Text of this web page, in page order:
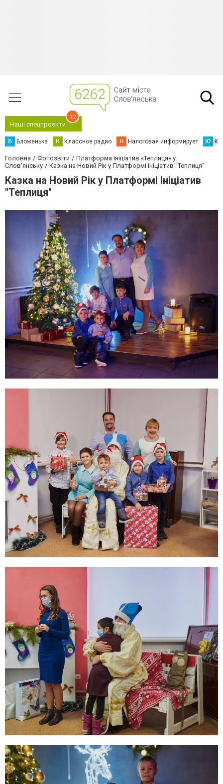
Наші спецпроєкти
12
Б Бложенька К Классное радио Н Налоговая информирует Ю
Головна Фотозвіти
Платформа ініціатив «Теплиця» у
Слов'янську
Казка на Новий Рік у Платформі Ініціатив "Теплиця"
Казка на Новий Рік у Платформі Ініціатив
"Теплиця"